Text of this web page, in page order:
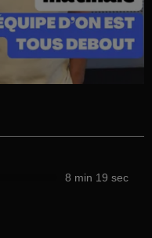
8 min 19 sec